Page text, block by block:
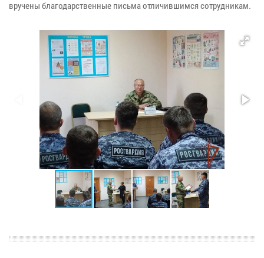
вручены благодарственные письма отличившимся сотрудникам.